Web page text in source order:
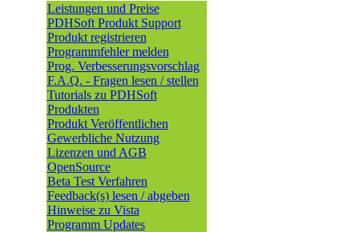
Leistungen und Preise
PDHSoft Produkt Support
Produkt registrieren
Programmfehler melden
Prog. Verbesserungsvorschlag
F.A.Q. - Fragen lesen / stellen
Tutorials zu PDHSoft
Produkten
Produkt Veröffentlichen
Gewerbliche Nutzung
Lizenzen und AGB
OpenSource
Beta Test Verfahren
Feedback(s) lesen / abgeben
Hinweise zu Vista
Programm Updates